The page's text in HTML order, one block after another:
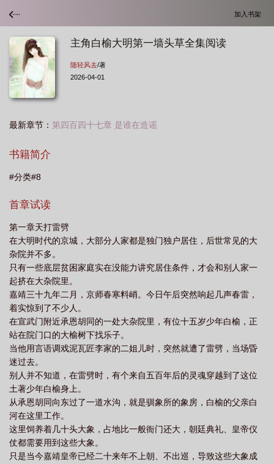
加入书架
主角白榆大明第一墙头草全集阅读
随轻风去/著
2026-04-01
最新章节： 第四百四十七章 是谁在造谣
书籍简介
#分类#8
首章试读
第一章天打雷劈
在大明时代的京城，大部分人家都是独门独户居住，后世常见的大
杂院并不多。
只有一些底层贫困家庭实在没能力讲究居住条件，才会和别人家一
起挤在大杂院里。
嘉靖三十九年二月，京师春寒料峭。今日午后突然响起几声春雷，
着实惊到了不少人。
在宣武门附近承恩胡同的一处大杂院里，有位十五岁少年白榆，正
站在院门口的大榆树下找乐子。
当他用言语调戏泥瓦匠李家的二姐儿时，突然就遭了雷劈，当场昏
迷过去。
别人并不知道，在雷劈时，有个来自五百年后的灵魂穿越到了这位
土著少年白榆身上。
从承恩胡同向东过了一道水沟，就是驯象所的象房，白榆的父亲白
河在这里工作。
这里饲养着几十头大象，占地比一般衙门还大，朝廷典礼、皇帝仪
仗都需要用到这些大象。
只是当今嘉靖皇帝已经二十来年不上朝、不出巡，导致这些大象成